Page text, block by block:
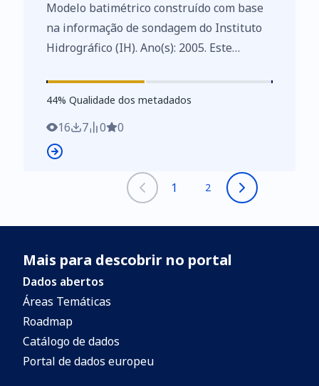
Modelo batimétrico construído com base
na informação de sondagem do Instituto
Hidrográfico (IH). Ano(s): 2005. Este
de Dados de Elevado Valor/HVD
identificados de acordo com o
Regulamento de Execução n.º 2023/138 da
Diretiva (UE) 2019/1024, relativa aos
informações do setor público
44%
44% Qualidade dos metadados
16 7 0 0
1 2
Mais para descobrir no portal
Dados abertos
Áreas Temáticas
Roadmap
Catálogo de dados
Portal de dados europeu